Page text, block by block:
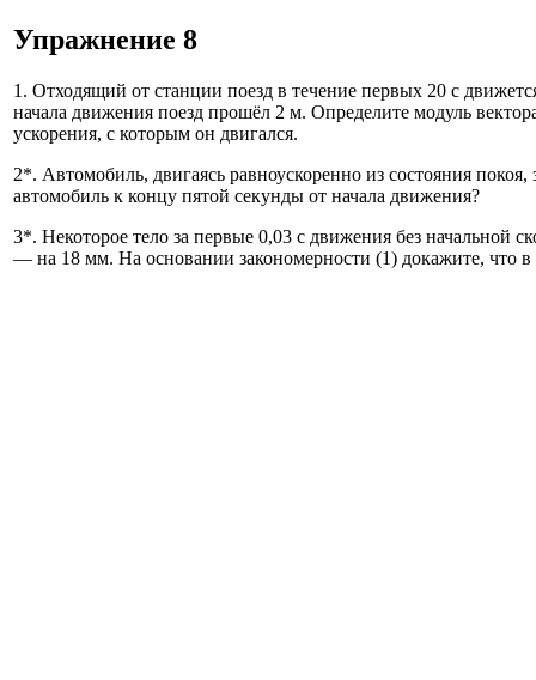
Упражнение 8
1. Отходящий от станции поезд в течение первых 20 с
начала движения поезд прошёл 2 м. Определите модуль
ускорения, с которым он двигался.
2*. Автомобиль, двигаясь равноускоренно из состояния
автомобиль к концу пятой секунды от начала движения?
3*. Некоторое тело за первые 0,03 с движения без начальной
— на 18 мм. На основании закономерности (1) докажите, что в